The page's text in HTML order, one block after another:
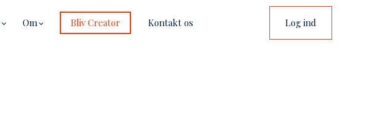
Om Bliv Creator Kontakt os Log ind